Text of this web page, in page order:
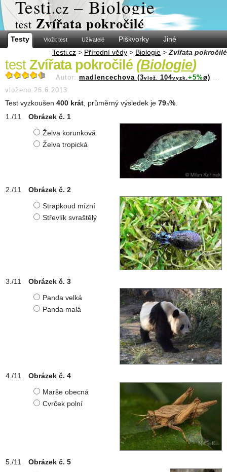
Testi.cz – Biologie
test Zvířata pokročilé
Testy Vložit test Uživatelé Piškvorky
Jiné
Testi.cz > Přírodní vědy > Biologie > Zvířata pokročilé
test Zvířata pokročilé (Biologie)
Autor: madlencechova (3vlož. 104vyzk. +5%ø) ...
vloženo 26.6.2013
Test vyzkoušen 400 krát , průměrný výsledek je 79 .9%
Obrázek č. 1
Želva korunková
Želva tropická
Obrázek č. 2
Strapkoud mízní
Střevlík svraštělý
Obrázek č. 3
Panda velká
Panda malá
Obrázek č. 4
Marše obecná
Cvrček polní
Obrázek č. 5